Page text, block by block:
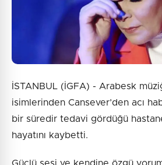
İSTANBUL (İGFA) - Arabesk
isimlerinden Cansever’den acı
bir süredir tedavi gördüğü
hayatını kaybetti.
Güçlü sesi ve kendine özgü